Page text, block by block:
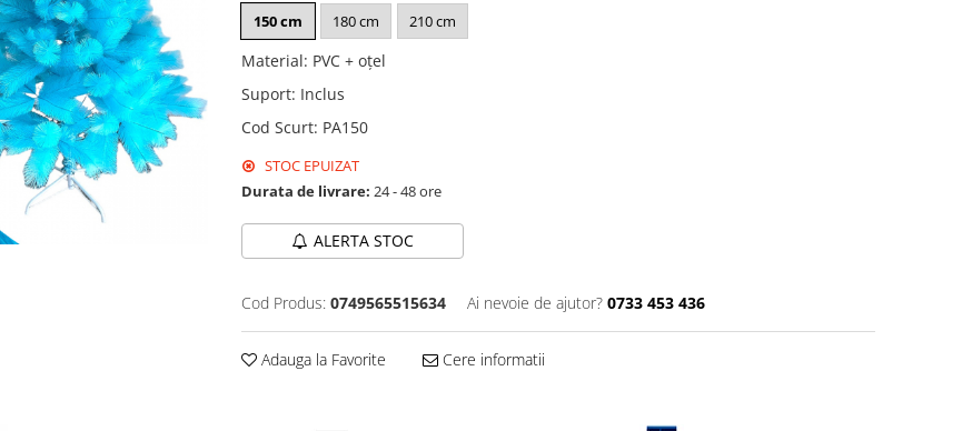
150 cm 180 cm 210 cm
Material: PVC + oțel
Suport: Inclus
Cod Scurt: PA150
STOC EPUIZAT
Durata de livrare: 24 - 48 ore
ALERTA STOC
Cod Produs: 0749565515634 Ai nevoie de ajutor? 0733 453 436
Adauga la Favorite Cere informatii